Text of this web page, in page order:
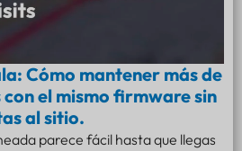
Cómo mantener más de
el mismo firmware sin
al sitio.
parece fácil hasta que llegas